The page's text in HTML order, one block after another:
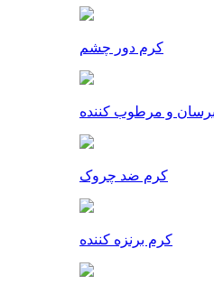
کرم دور چشم
و مرطوب کننده
کرم ضد چروک
کرم برنزه کننده